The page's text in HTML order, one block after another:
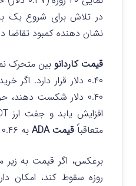
در تلاش برای شروع یک
نشان دهنده کمبود تقاضا
قیمت کاردانو
۰.۴۰ دلار قرار دارد.
۰.۴۰ دلار شکست
متعاقباً قیمت ADA به ۰.۴۶ دلار افزایش یابد.